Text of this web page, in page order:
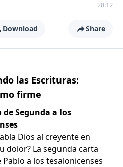
28:12
Download Share
las Escrituras:
firme
Segunda a los
Dios al creyente en
dolor? La segunda carta
a los tesalonicenses